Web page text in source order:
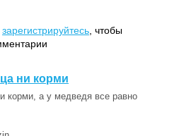
зарегистрируйтесь , чтобы
ни корми
корми, а у медведя все равно